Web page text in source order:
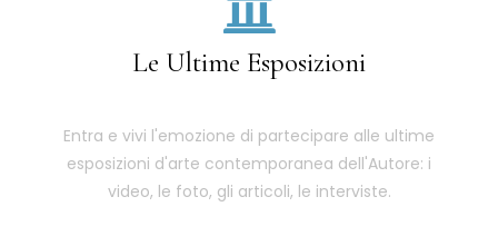
Le Ultime Esposizioni
Entra e vivi l'emozione di partecipare alle ultime
esposizioni d'arte contemporanea dell'Autore: i
video, le foto, gli articoli, le interviste.